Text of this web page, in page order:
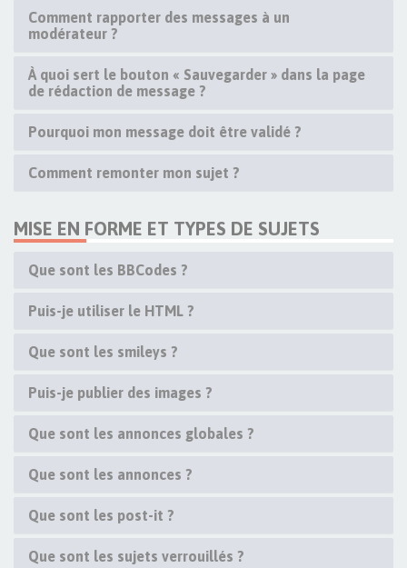
Comment rapporter des messages à un
modérateur ?
À quoi sert le bouton « Sauvegarder » dans la page
de rédaction de message ?
Pourquoi mon message doit être validé ?
Comment remonter mon sujet ?
MISE EN FORME ET TYPES DE SUJETS
Que sont les BBCodes ?
Puis-je utiliser le HTML ?
Que sont les smileys ?
Puis-je publier des images ?
Que sont les annonces globales ?
Que sont les annonces ?
Que sont les post-it ?
Que sont les sujets verrouillés ?